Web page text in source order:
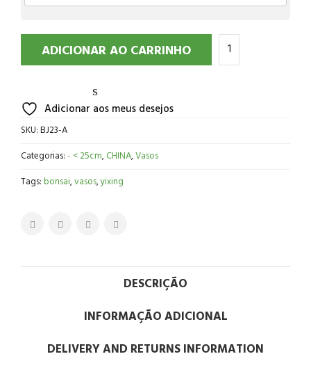
ADICIONAR AO CARRINHO
Adicionar aos meus desejos
SKU:BJ23-A
Categorias:- < 25cm,CHINA,Vasos
Tags:bonsai,vasos,yixing
DESCRIÇÃO
INFORMAÇÃO ADICIONAL
DELIVERY AND RETURNS INFORMATION